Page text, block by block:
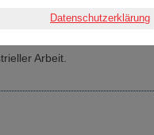
Arbeit.
Datenschutzerklärung